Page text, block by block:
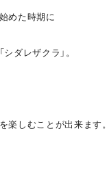
めた時期に
ダレザクラ」。
楽しむことが出来ます。